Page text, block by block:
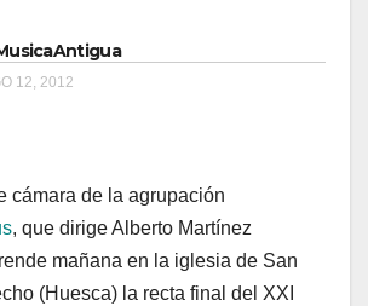
12, 2012
cámara de la agrupación
, que dirige Alberto Martínez
mañana en la iglesia de San
(Huesca) la recta final del XXI